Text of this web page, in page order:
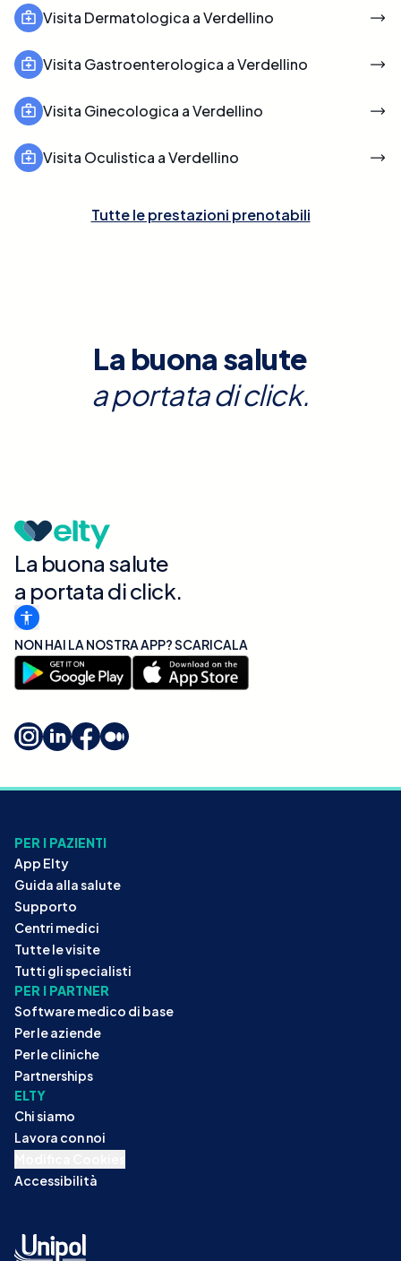
Visita Dermatologica a Verdellino
Visita Gastroenterologica a Verdellino
Visita Ginecologica a Verdellino
Visita Oculistica a Verdellino
Tutte le prestazioni prenotabili
La buona salute
a portata di click.
La buona salute
a portata di click.
NON HAI LA NOSTRA APP? SCARICALA
PER I PAZIENTI
App Elty
Guida alla salute
Supporto
Centri medici
Tutte le visite
Tutti gli specialisti
PER I PARTNER
Software medico di base
Per le aziende
Per le cliniche
Partnerships
ELTY
Chi siamo
Lavora con noi
Accessibilità